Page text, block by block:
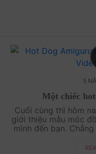
5
Một chiếc
Cuối cùng thì hôm
giới thiệu mẫu móc
mình đến bạn.
bọn